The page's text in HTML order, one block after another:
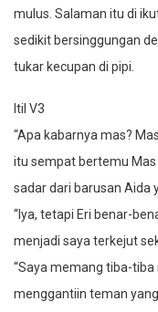
mulus. Salaman itu di
sedikit bersinggungan
tukar kecupan di pipi.
Itil V3
“Apa kabarnya mas?
itu sempat bertemu Mas
sadar dari barusan Aida
“Iya, tetapi Eri benar-
menjadi saya terkejut
“Saya memang tiba-
menggantiin teman